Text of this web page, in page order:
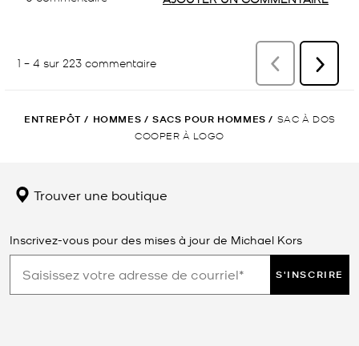
ENTREPÔT / HOMMES / SACS POUR HOMMES / SAC À DOS
COOPER À LOGO
Trouver une boutique
Inscrivez-vous pour des mises à jour de Michael Kors
S'INSCRIRE